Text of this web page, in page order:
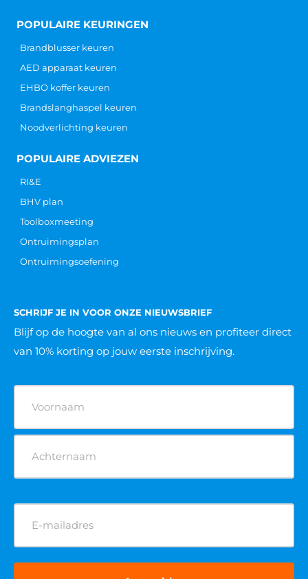
POPULAIRE KEURINGEN
Brandblusser keuren
AED apparaat keuren
EHBO koffer keuren
Brandslanghaspel keuren
Noodverlichting keuren
POPULAIRE ADVIEZEN
RI&E
BHV plan
Toolboxmeeting
Ontruimingsplan
Ontruimingsoefening
SCHRIJF JE IN VOOR ONZE NIEUWSBRIEF
Blijf op de hoogte van al ons nieuws en profiteer direct
van 10% korting op jouw eerste inschrijving.
(Vereist)
E-
(Vereist)